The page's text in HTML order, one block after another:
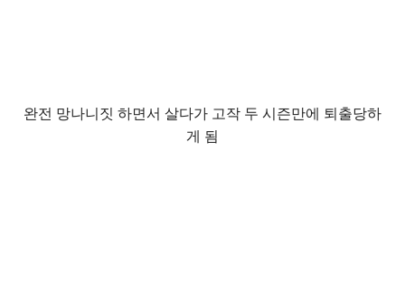
완전 망나니짓 하면서 살다가 고작 두 시즌만에 퇴출당하
게 됨